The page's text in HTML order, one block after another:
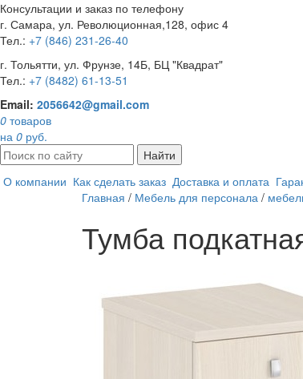
Консультации и заказ по телефону
г. Самара, ул. Революционная,128, офис 4
Тел.: +7 (846) 231-26-40
г. Тольятти, ул. Фрунзе, 14Б, БЦ "Квадрат"
Тел.: +7 (8482) 61-13-51
Email: 2056642@gmail.com
0 товаров
на 0 руб.
Найти
О компании Как сделать заказ Доставка и оплата
Главная / Мебель для персонала /
Тумба